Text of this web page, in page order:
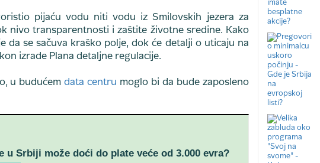
pijaću vodu niti vodu iz Smilovskih jezera za
nivo transparentnosti i zaštite životne sredine. Kako
da se sačuva kraško polje, dok će detalji o uticaju na
izrade Plana detaljne regulacije.
u budućemdata centru moglo bi da bude zaposleno
u Srbiji može doći do plate veće od 3.000 evra?